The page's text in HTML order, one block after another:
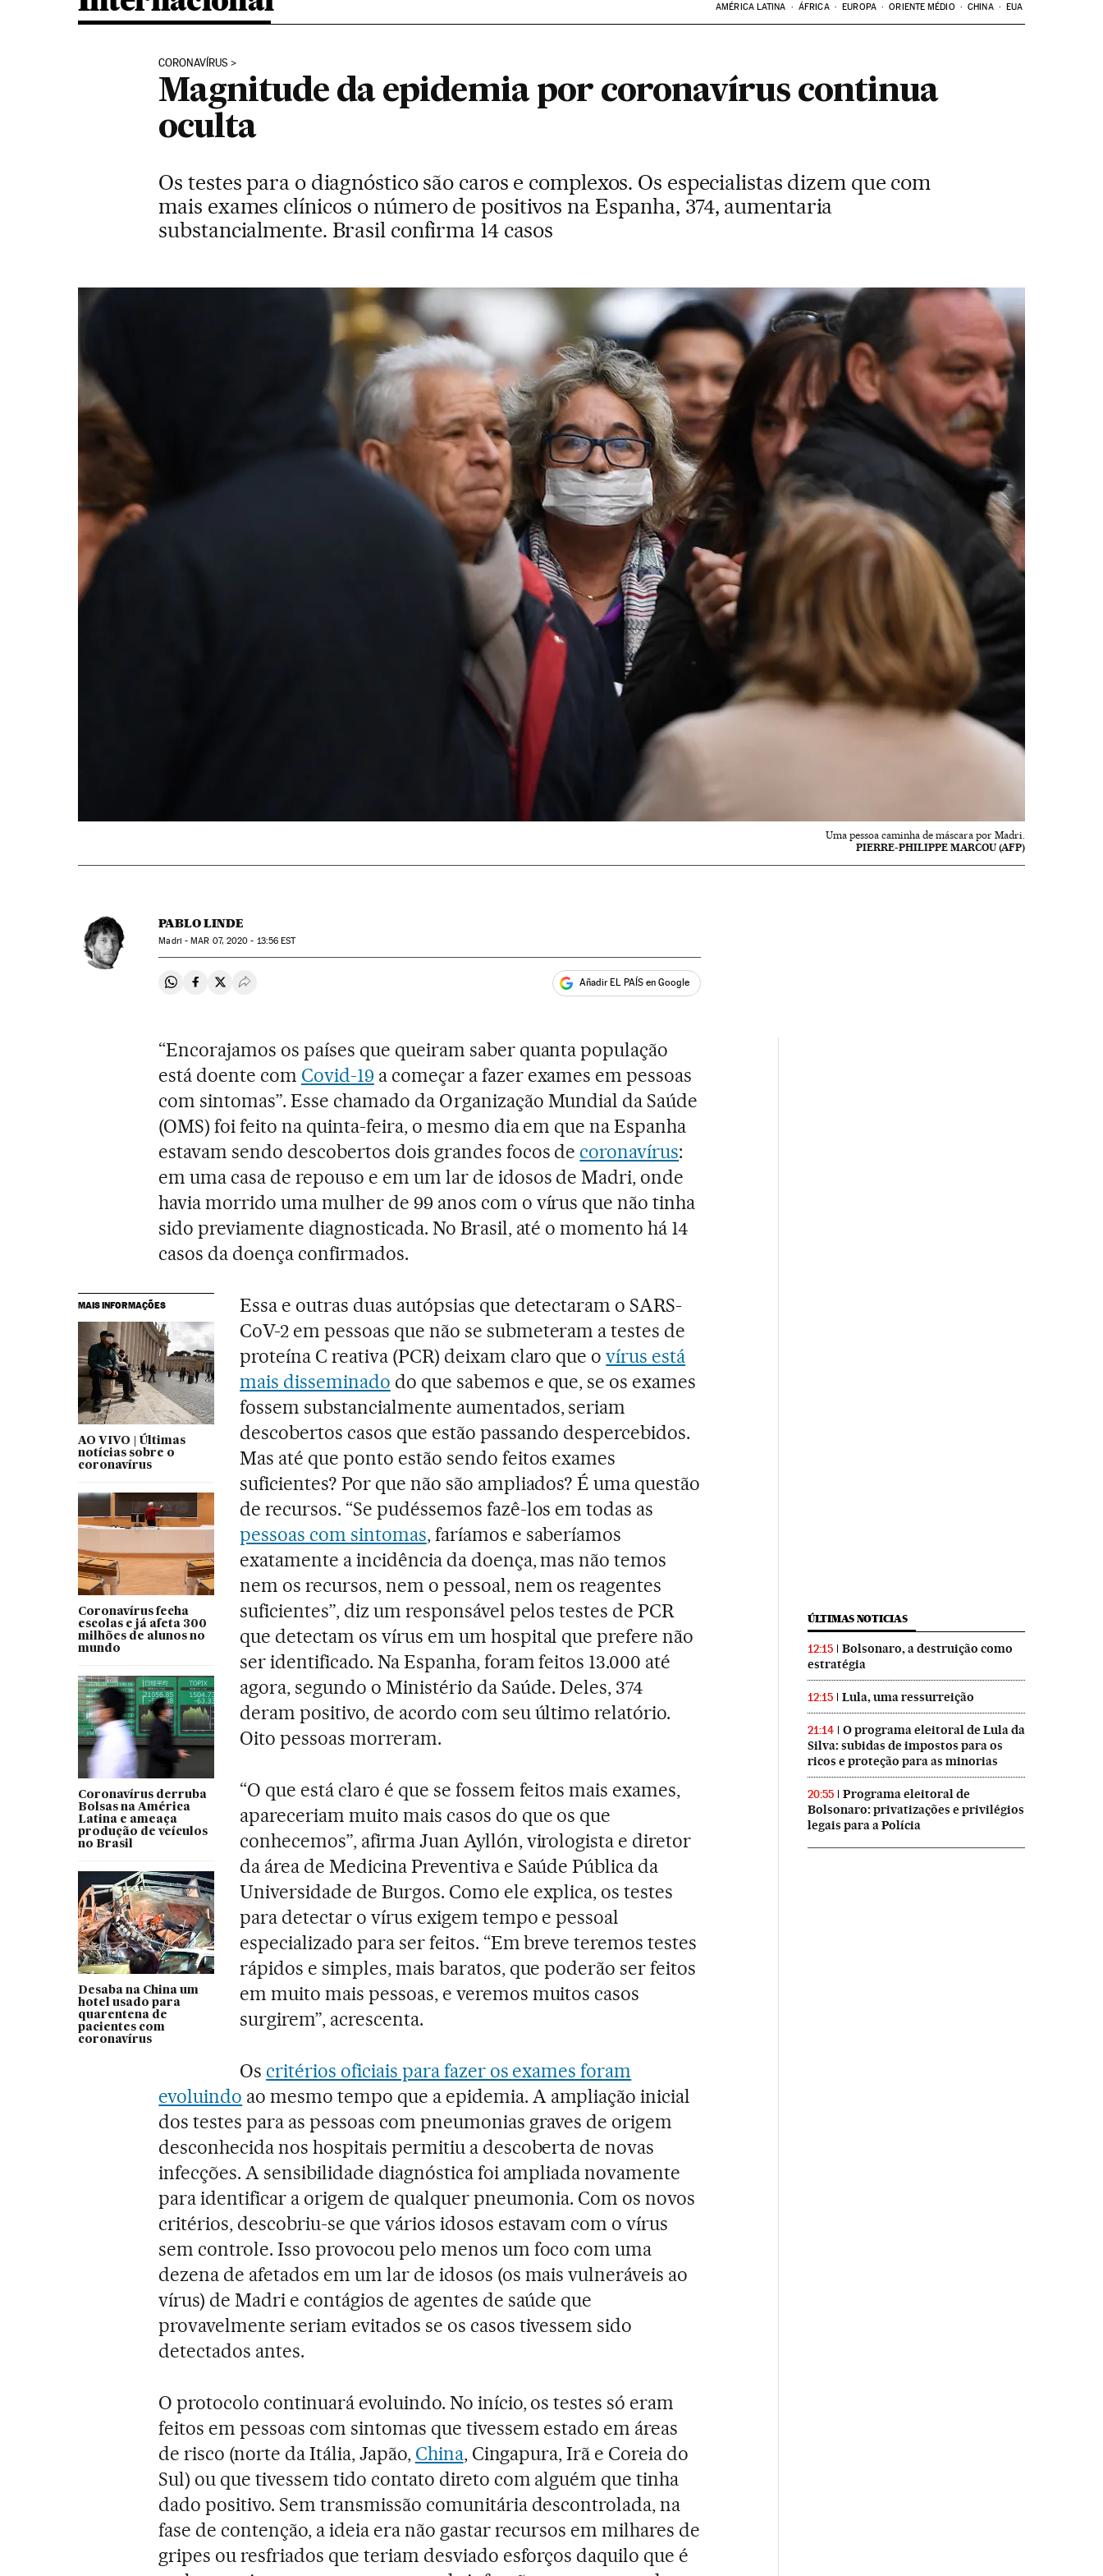
AMÉRICA LATINA ÁFRICA EUROPA ORIENTE MÉDIO CHINA EUA
CORONAVÍRUS
Magnitude da epidemia por coronavírus continua
oculta
Os testes para o diagnóstico são caros e complexos. Os especialistas dizem que com
mais exames clínicos o número de positivos na Espanha, 374, aumentaria
substancialmente. Brasil confirma 14 casos
Uma pessoa caminha de máscara por Madri.
PIERRE-PHILIPPE MARCOU (AFP)
PABLO LINDE
Madri -MAR 07, 2020 - 13:56 EST
Compartir en Whatsapp
Compartir en Facebook
Compartir en Twitter
Desplegar Redes Sociales Añadir EL PAÍS en Google
“Encorajamos os países que queiram saber quanta população
está doente com Covid-19 a começar a fazer exames em pessoas
com sintomas”. Esse chamado da Organização Mundial da Saúde
(OMS) foi feito na quinta-feira, o mesmo dia em que na Espanha
estavam sendo descobertos dois grandes focos de coronavírus:
em uma casa de repouso e em um lar de idosos de Madri, onde
havia morrido uma mulher de 99 anos com o vírus que não tinha
sido previamente diagnosticada. No Brasil, até o momento há 14
casos da doença confirmados.
MAIS INFORMAÇÕES
AO VIVO | Últimas
notícias sobre o
coronavírus
Coronavírus fecha
escolas e já afeta 300
milhões de alunos no
mundo
Coronavírus derruba
Bolsas na América
Latina e ameaça
produção de veículos
no Brasil
Desaba na China um
hotel usado para
quarentena de
pacientes com
coronavírus
Essa e outras duas autópsias que detectaram o SARS-
CoV-2 em pessoas que não se submeteram a testes de
proteína C reativa (PCR) deixam claro que ovírus está
mais disseminado do que sabemos e que, se os exames
fossem substancialmente aumentados, seriam
descobertos casos que estão passando despercebidos.
Mas até que ponto estão sendo feitos exames
suficientes? Por que não são ampliados? É uma questão
de recursos. “Se pudéssemos fazê-los em todas as
pessoas com sintomas, faríamos e saberíamos
exatamente a incidência da doença, mas não temos
nem os recursos, nem o pessoal, nem os reagentes
suficientes”, diz um responsável pelos testes de PCR
que detectam os vírus em um hospital que prefere não
ser identificado. Na Espanha, foram feitos 13.000 até
agora, segundo o Ministério da Saúde. Deles, 374
deram positivo, de acordo com seu último relatório.
Oito pessoas morreram.
“O que está claro é que se fossem feitos mais exames,
apareceriam muito mais casos do que os que
conhecemos”, afirma Juan Ayllón, virologista e diretor
da área de Medicina Preventiva e Saúde Pública da
Universidade de Burgos. Como ele explica, os testes
para detectar o vírus exigem tempo e pessoal
especializado para ser feitos. “Em breve teremos testes
rápidos e simples, mais baratos, que poderão ser feitos
em muito mais pessoas, e veremos muitos casos
surgirem”, acrescenta.
Os critérios oficiais para fazer os exames foram
evoluindo ao mesmo tempo que a epidemia. A ampliação inicial
dos testes para as pessoas com pneumonias graves de origem
desconhecida nos hospitais permitiu a descoberta de novas
infecções. A sensibilidade diagnóstica foi ampliada novamente
para identificar a origem de qualquer pneumonia. Com os novos
critérios, descobriu-se que vários idosos estavam com o vírus
sem controle. Isso provocou pelo menos um foco com uma
dezena de afetados em um lar de idosos (os mais vulneráveis ao
vírus) de Madri e contágios de agentes de saúde que
provavelmente seriam evitados se os casos tivessem sido
detectados antes.
O protocolo continuará evoluindo. No início, os testes só eram
feitos em pessoas com sintomas que tivessem estado em áreas
de risco (norte da Itália, Japão, China, Cingapura, Irã e Coreia do
Sul) ou que tivessem tido contato direto com alguém que tinha
dado positivo. Sem transmissão comunitária descontrolada, na
fase de contenção, a ideia era não gastar recursos em milhares de
gripes ou resfriados que teriam desviado esforços daquilo que é
ÚLTIMAS NOTICIAS
12:15
Bolsonaro, a destruição como
estratégia
12:15 Lula, uma ressurreição
21:14
O programa eleitoral de Lula da
Silva: subidas de impostos para os
ricos e proteção para as minorias
20:55
Programa eleitoral de
Bolsonaro: privatizações e privilégios
legais para a Polícia